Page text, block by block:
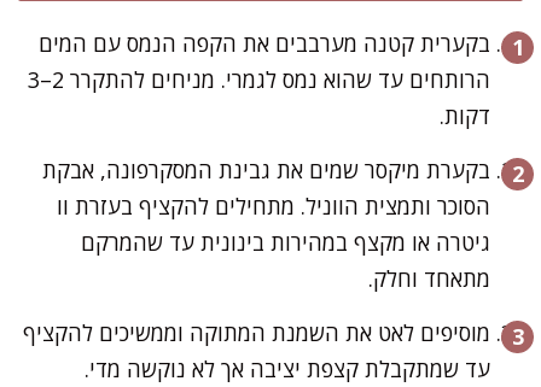
בקערית קטנה מערבבים את הקפה הנמס עם המים
הרותחים עד שהוא נמס לגמרי. מניחים להתקרר 2–3
דקות.
בקערת מיקסר שמים את גבינת המסקרפונה, אבקת
הסוכר ותמצית הווניל. מתחילים להקציף בעזרת וו
גיטרה או מקצף במהירות בינונית עד שהמרקם
מתאחד וחלק.
מוסיפים לאט את השמנת המתוקה וממשיכים להקציף
עד שמתקבלת קצפת יציבה אך לא נוקשה מדי.